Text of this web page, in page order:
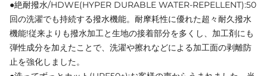
●絶耐撥水/HDWE(HYPER DURABLE WATER-REPELLENT):50
回の洗濯でも持続する撥水機能。耐摩耗性に優れた超々耐久撥水
機能!従来よりも撥水加工と生地の接着部分を多くし、加工剤にも
弾性成分を加えたことで、洗濯や擦れなどによる加工面の剥離防
止を強化しました。